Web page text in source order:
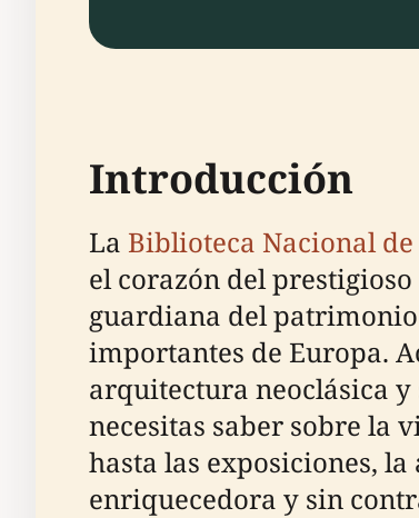
Introducción
La Biblioteca Nacional de
el corazón del
guardiana del patrimonio
importantes de Europa.
arquitectura neoclásica
necesitas saber sobre la
hasta las exposiciones,
enriquecedora y sin